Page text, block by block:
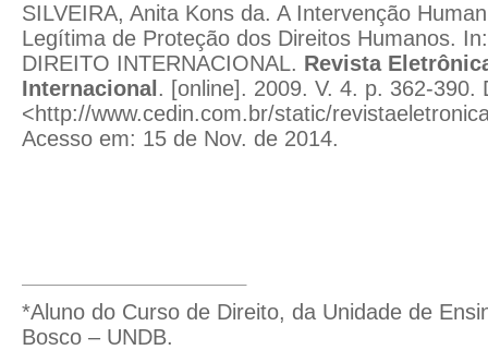
SILVEIRA, Anita Kons da. A Intervenção
Legítima de Proteção dos Direitos Humanos.
DIREITO INTERNACIONAL. Revista
Internacional . [online]. 2009. V. 4. p. 362-390.
<http://www.cedin.com.br/static/
Acesso em: 15 de Nov. de 2014.
*Aluno do Curso de Direito, da Unidade de
Bosco – UNDB.